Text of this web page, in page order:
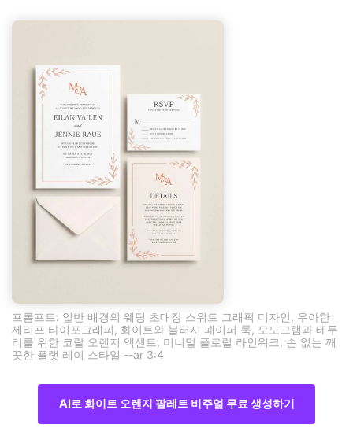
프롬프트: 일반 배경의 웨딩 초대장 스위트 그래픽 디자인, 우아한
세리프 타이포그래피, 화이트와 블러시 페이퍼 룩, 모노그램과 테두
리를 위한 코랄 오렌지 액센트, 미니멀 플로럴 라인워크, 손 없는 깨
끗한 플랫 레이 스타일 --ar 3:4
AI로 화이트 오렌지 팔레트 비주얼 무료 생성하기